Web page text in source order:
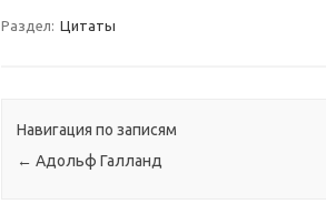
Раздел: Цитаты
Навигация по записям
← Адольф Галланд